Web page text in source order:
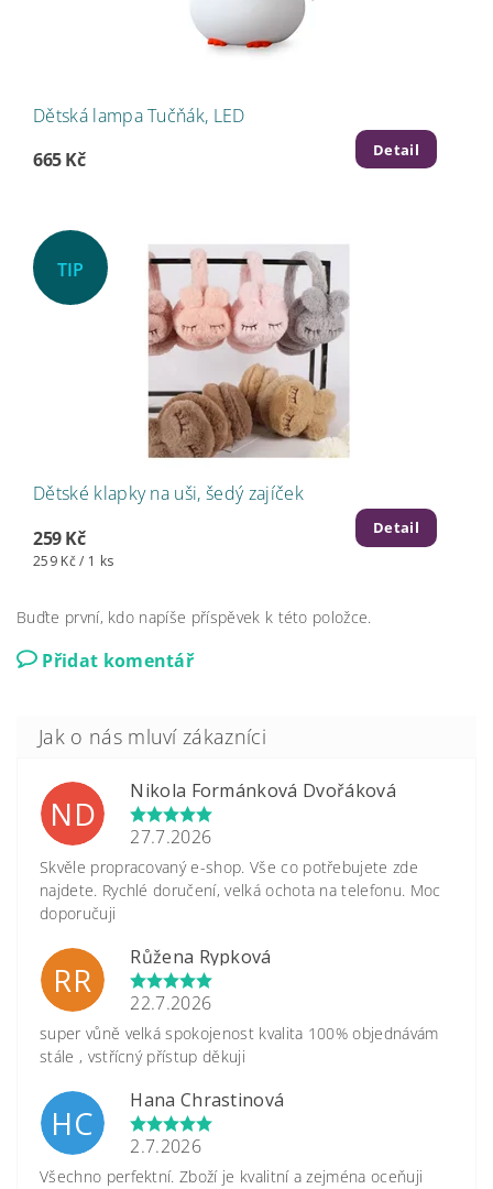
Dětská lampa Tučňák, LED
665 Kč
Detail
TIP
Dětské klapky na uši, šedý zajíček
259 Kč
259 Kč / 1 ks
Detail
Buďte první, kdo napíše příspěvek k této položce.
Přidat komentář
ND
Nikola Formánková Dvořáková
27.7.2026
Skvěle propracovaný e-shop. Vše co potřebujete zde
najdete. Rychlé doručení, velká ochota na telefonu. Moc
doporučuji
RR
Růžena Rypková
22.7.2026
super vůně velká spokojenost kvalita 100% objednávám
stále , vstřícný přístup děkuji
HC
Hana Chrastinová
2.7.2026
Všechno perfektní. Zboží je kvalitní a zejména oceňuji